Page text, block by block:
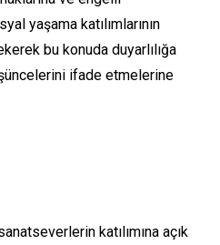
yaşama katılımlarının
bu konuda duyarlılığa
ifade etmelerine
katılımına açık